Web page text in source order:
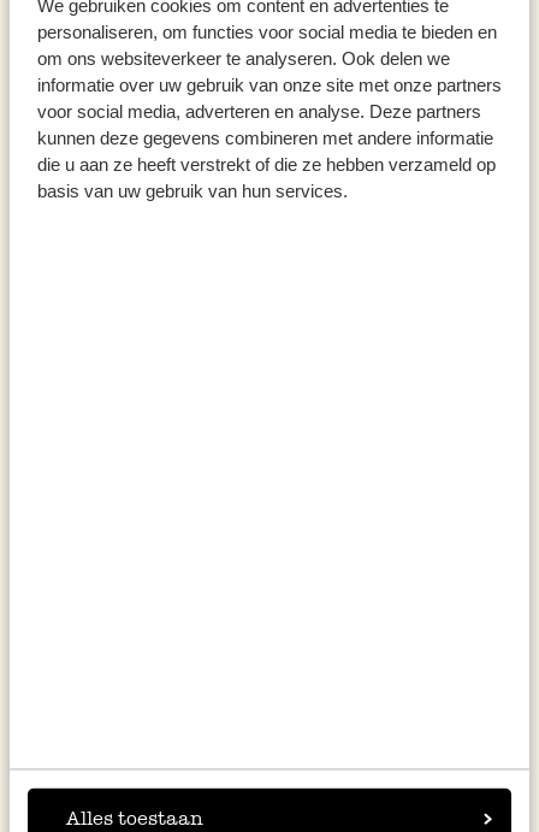
We gebruiken cookies om content en advertenties te
personaliseren, om functies voor social media te bieden en
om ons websiteverkeer te analyseren. Ook delen we
informatie over uw gebruik van onze site met onze partners
voor social media, adverteren en analyse. Deze partners
kunnen deze gegevens combineren met andere informatie
die u aan ze heeft verstrekt of die ze hebben verzameld op
basis van uw gebruik van hun services.
Alles toestaan
Handwerkskunst und für noch viel mehr: Beim
Zustandekommen unseres Sortiments entscheiden wir
uns immer für den nachhaltigsten Weg! Dabei arbeiten
wir eng mit unserenLieferantenzusammen
Nachhaltiger Transport